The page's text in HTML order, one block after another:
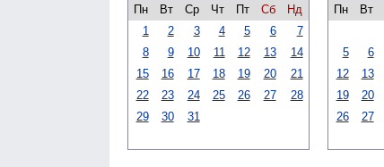
Пн
Вт Ср Чт Пт Сб
Нд
1
2 3 4 5 6
7
8
9 10 11 12 13
14
15
16 17 18 19 20
21
22
23 24 25 26 27
28
29
30 31
Пн
Вт
5
6
12
13
19
20
26
27